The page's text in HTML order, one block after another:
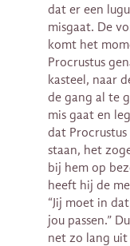
dat er een
misgaat. De
komt het
Procrustus
kasteel, naar
de gang al te
mis gaat en
dat
staan, het
bij hem op
heeft hij de
“Jij moet in
jou passen.”
net zo lang